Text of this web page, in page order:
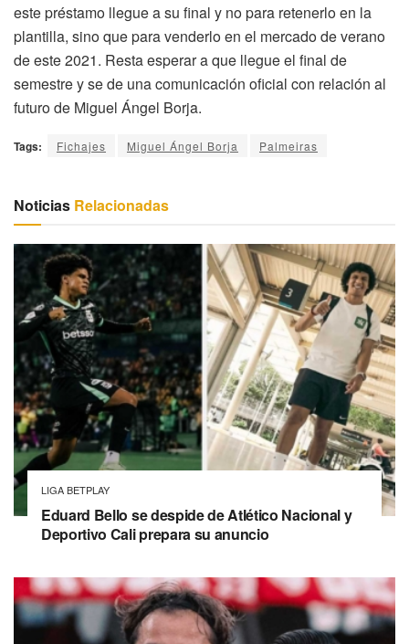
este préstamo llegue a su final y no para retenerlo en la
plantilla, sino que para venderlo en el mercado de verano
de este 2021. Resta esperar a que llegue el final de
semestre y se de una comunicación oficial con relación al
futuro de Miguel Ángel Borja.
Tags: Fichajes Miguel Ángel Borja Palmeiras
Noticias Relacionadas
LIGA BETPLAY
Eduard Bello se despide de Atlético Nacional y
Deportivo Cali prepara su anuncio